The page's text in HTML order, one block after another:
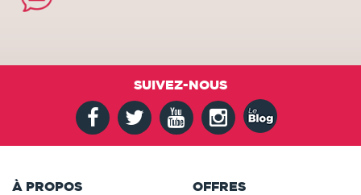
SUIVEZ-NOUS
À PROPOS OFFRES